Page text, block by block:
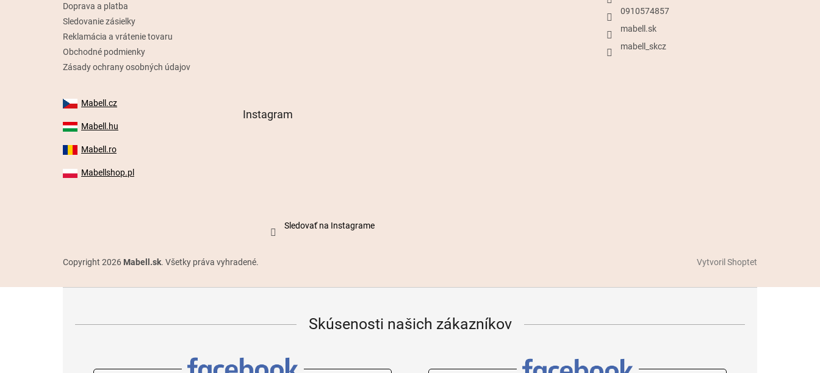
Doprava a platba
Sledovanie zásielky
Reklamácia a vrátenie tovaru
Obchodné podmienky
Zásady ochrany osobných údajov
0910574857
mabell.sk
mabell_skcz
Mabell.cz
Mabell.hu
Mabell.ro
Mabellshop.pl
Instagram
Sledovať na Instagrame
Vytvoril Shoptet
Copyright 2026 Mabell.sk. Všetky práva vyhradené.
Skúsenosti našich zákazníkov